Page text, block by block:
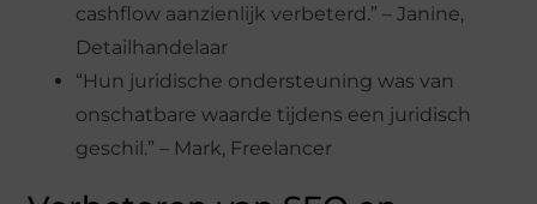
cashflow aanzienlijk verbeterd.” – Janine,
Detailhandelaar
“Hun juridische ondersteuning was van
onschatbare waarde tijdens een juridisch
geschil.” – Mark, Freelancer